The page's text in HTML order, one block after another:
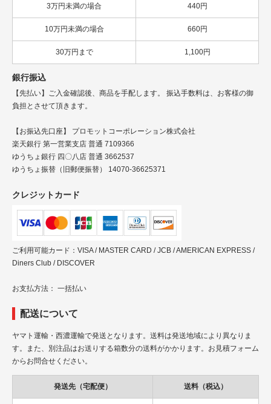
3万円未満の場合 440円
10万円未満の場合 660円
30万円まで 1,100円
銀行振込
【先払い】ご入金確認後、商品を手配します。 振込手数料は、お客様の御
負担とさせて頂きます。
【お振込先口座】 プロモットコーポレーション株式会社
楽天銀行 第一営業支店 普通 7109366
ゆうちょ銀行 四〇八店 普通 3662537
ゆうちょ振替（旧郵便振替） 14070-36625371
クレジットカード
ご利用可能カード：VISA / MASTER CARD / JCB / AMERICAN EXPRESS /
Diners Club / DISCOVER
お支払方法： 一括払い
配送について
ヤマト運輸・西濃運輸で発送となります。送料は発送地域により異なりま
す。また、別注品はお送りする箱数分の送料がかかります。お見積フォーム
からお問合せください。
発送先（宅配便） 送料（税込）